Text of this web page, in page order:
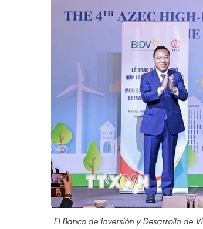
El Banco de Inversión y Desarrollo de